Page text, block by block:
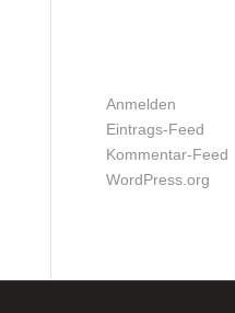
Anmelden
Eintrags-Feed
Kommentar-Feed
WordPress.org